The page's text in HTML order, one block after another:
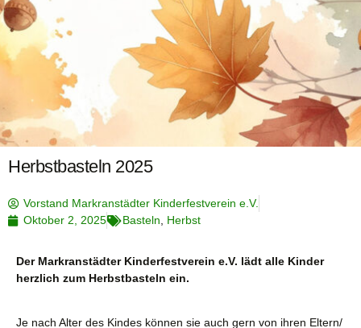
Herbstbasteln 2025
Vorstand Markranstädter Kinderfestverein e.V.
Oktober 2, 2025
Basteln Herbst
Der Markranstädter Kinderfestverein e.V. lädt alle Kinder
herzlich zum Herbstbasteln ein.
Je nach Alter des Kindes können sie auch gern von ihren Eltern/